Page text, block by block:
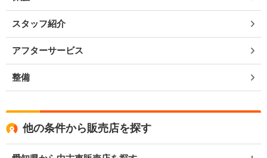
スタッフ紹介
アフターサービス
整備
他の条件から販売店を探す